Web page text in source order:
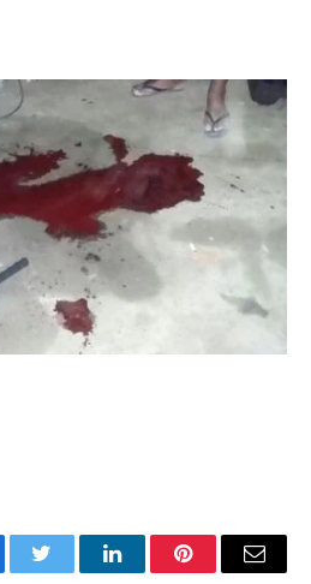
Twitter LinkedInPinterestEmail